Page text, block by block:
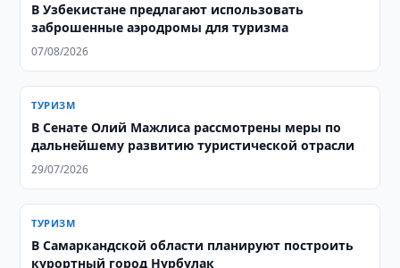
В Узбекистане предлагают использовать
заброшенные аэродромы для туризма
07/08/2026
ТУРИЗМ
В Сенате Олий Мажлиса рассмотрены меры по
дальнейшему развитию туристической отрасли
29/07/2026
ТУРИЗМ
В Самаркандской области планируют построить
курортный город Нурбулак